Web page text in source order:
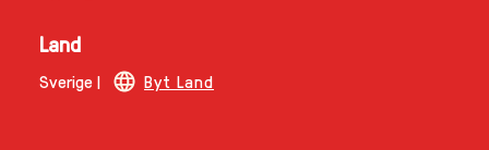
Land
Sverige | Byt Land